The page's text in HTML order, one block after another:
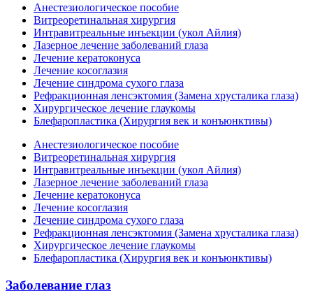
Анестезиологическое пособие
Витреоретинальная хирургия
Интравитреальные инъекции (укол Айлия)
Лазерное лечение заболеваний глаза
Лечение кератоконуса
Лечение косоглазия
Лечение синдрома сухого глаза
Рефракционная ленсэктомия (Замена хрусталика глаза)
Хирургическое лечение глаукомы
Блефаропластика (Хирургия век и конъюнктивы)
Анестезиологическое пособие
Витреоретинальная хирургия
Интравитреальные инъекции (укол Айлия)
Лазерное лечение заболеваний глаза
Лечение кератоконуса
Лечение косоглазия
Лечение синдрома сухого глаза
Рефракционная ленсэктомия (Замена хрусталика глаза)
Хирургическое лечение глаукомы
Блефаропластика (Хирургия век и конъюнктивы)
Заболевание глаз